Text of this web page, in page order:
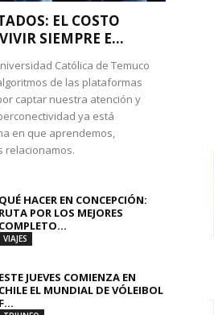
EL COSTO
SIEMPRE E...
Católica de Temuco
de las plataformas
captar nuestra atención y
ya está
en que aprendemos,
relacionamos.
QUÉ HACER EN CONCEPCIÓN:
RUTA POR LOS MEJORES
COMPLETO...
VIAJES
ESTE JUEVES COMIENZA EN
CHILE EL MUNDIAL DE VÓLEIBOL
F...